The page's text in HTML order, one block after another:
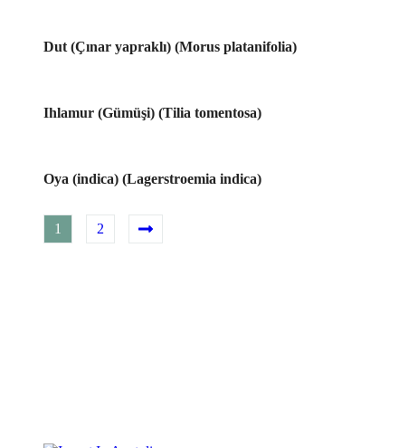
Dut (Çınar yapraklı) (Morus platanifolia)
Ihlamur (Gümüşi) (Tilia tomentosa)
Oya (indica) (Lagerstroemia indica)
1 2